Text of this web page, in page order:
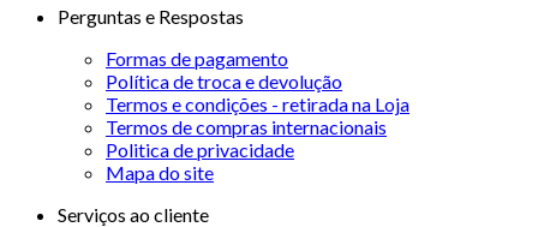
Perguntas e Respostas
Formas de pagamento
Política de troca e devolução
Termos e condições - retirada na Loja
Termos de compras internacionais
Politica de privacidade
Mapa do site
Serviços ao cliente